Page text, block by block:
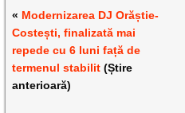
« Modernizarea DJ Orăștie-
Costești, finalizată mai
repede cu 6 luni față de
termenul stabilit (Știre
anterioară)